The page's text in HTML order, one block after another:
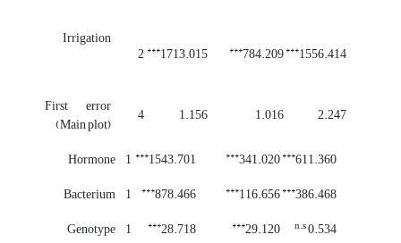
1556.414
***
784.209
***
1713.015
***
2
Irrigation
2.247
1.016
1.156
4
First error
(Main plot)
611.360
***
341.020
***
1543.701
***
1
Hormone
386.468
***
116.656
***
878.466
***
1
Bacterium
0.534
n.s
29.120
***
28.718
***
1
Genotype